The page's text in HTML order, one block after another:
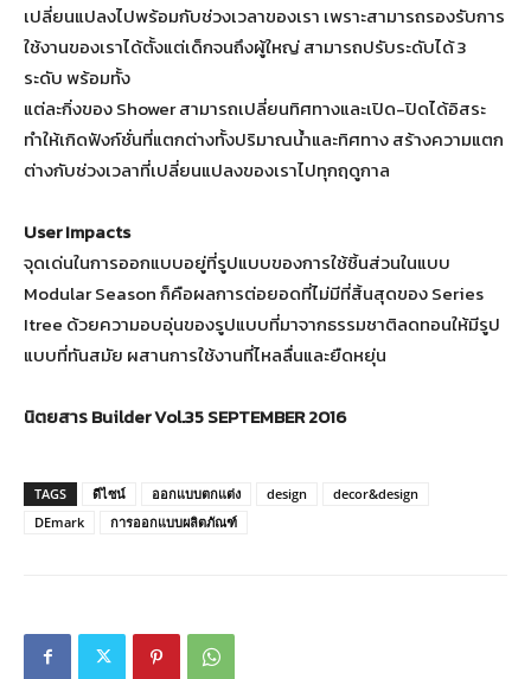
เปลี่ยนแปลงไปพร้อมกับช่วงเวลาของเรา เพราะสามารถรองรับการ
ใช้งานของเราได้ตั้งแต่เด็กจนถึงผู้ใหญ่ สามารถปรับระดับได้ 3
ระดับ พร้อมทั้ง
แต่ละกิ่งของ Shower สามารถเปลี่ยนทิศทางและเปิด-ปิดได้อิสระ
ทำให้เกิดฟังก์ชั่นที่แตกต่างทั้งปริมาณน้ำและทิศทาง สร้างความแตก
ต่างกับช่วงเวลาที่เปลี่ยนแปลงของเราไปทุกฤดูกาล
User Impacts
จุดเด่นในการออกแบบอยู่ที่รูปแบบของการใช้ชิ้นส่วนในแบบ
Modular Season ก็คือผลการต่อยอดที่ไม่มีที่สิ้นสุดของ Series
Itree ด้วยความอบอุ่นของรูปแบบที่มาจากธรรมชาติลดทอนให้มีรูป
แบบที่ทันสมัย ผสานการใช้งานที่ไหลลื่นและยืดหยุ่น
นิตยสาร Builder Vol.35 SEPTEMBER 2016
TAGS ดีไซน์ ออกแบบตกแต่ง design
decor&design
DEmark
การออกแบบผลิตภัณฑ์